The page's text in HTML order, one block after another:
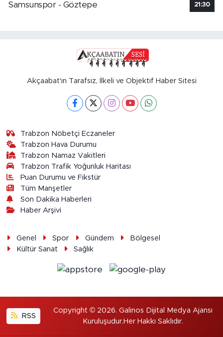
Samsunspor - Göztepe
21:30
Akçaabat'ın Tarafsız, İlkeli ve Objektif Haber Sitesi
Trabzon Nöbetçi Eczaneler
Trabzon Hava Durumu
Trabzon Namaz Vakitleri
Trabzon Trafik Yoğunluk Haritası
Puan Durumu ve Fikstür
Tüm Manşetler
Son Dakika Haberleri
Haber Arşivi
Genel Spor Gündem
Bölgesel
Kültür Sanat
Sağlık
RSS
Copyright © 2026. Galinos Dijital Medya Ajansı
Kuruluşudur.Her Hakkı Saklıdır.